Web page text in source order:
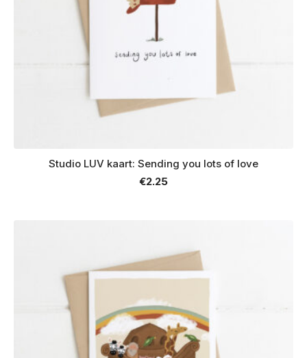
Studio LUV kaart: Sending you lots of love
€2.25